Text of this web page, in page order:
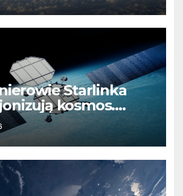
Starlinka
kosmos.
infrastruktury?